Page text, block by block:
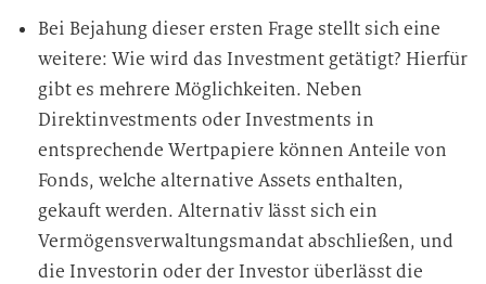
Bei Bejahung dieser ersten Frage stellt sich eine
weitere: Wie wird das Investment getätigt? Hierfür
gibt es mehrere Möglichkeiten. Neben
Direktinvestments oder Investments in
entsprechende Wertpapiere können Anteile von
Fonds, welche alternative Assets enthalten,
gekauft werden. Alternativ lässt sich ein
Vermögensverwaltungsmandat abschließen, und
die Investorin oder der Investor überlässt die